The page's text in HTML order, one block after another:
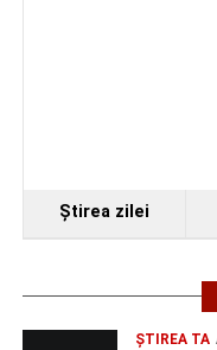
Ştirea zilei
ŞTIREA TA